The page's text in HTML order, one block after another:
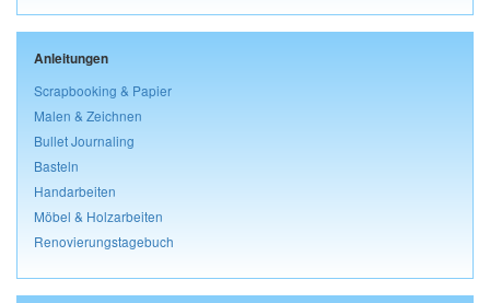
Anleitungen
Scrapbooking & Papier
Malen & Zeichnen
Bullet Journaling
Basteln
Handarbeiten
Möbel & Holzarbeiten
Renovierungstagebuch